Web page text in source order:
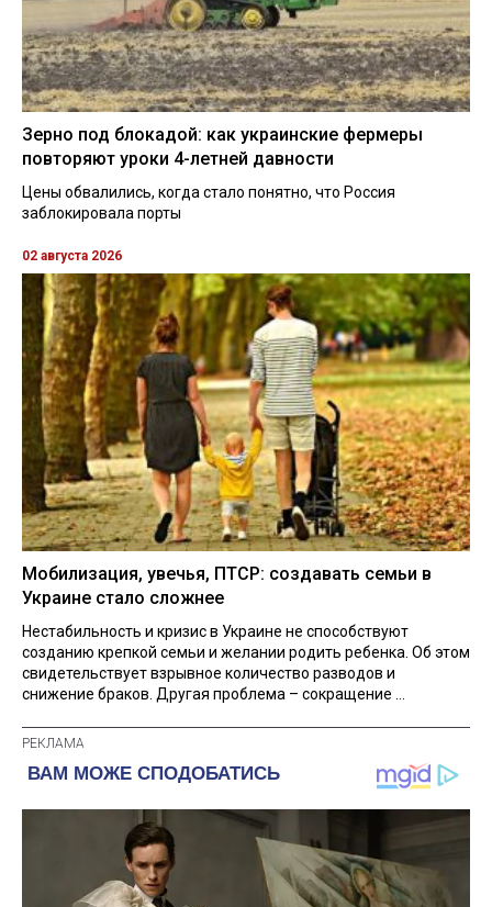
Зерно под блокадой: как украинские фермеры
повторяют уроки 4-летней давности
Цены обвалились, когда стало понятно, что Россия
заблокировала порты
02 августа 2026
Мобилизация, увечья, ПТСР: создавать семьи в
Украине стало сложнее
Нестабильность и кризис в Украине не способствуют
созданию крепкой семьи и желании родить ребенка. Об этом
свидетельствует взрывное количество разводов и
снижение браков. Другая проблема – сокращение ...